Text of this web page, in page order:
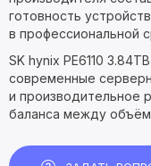
готовность
в профессиональной
SK hynix PE6110
современные
и производительное
баланса между